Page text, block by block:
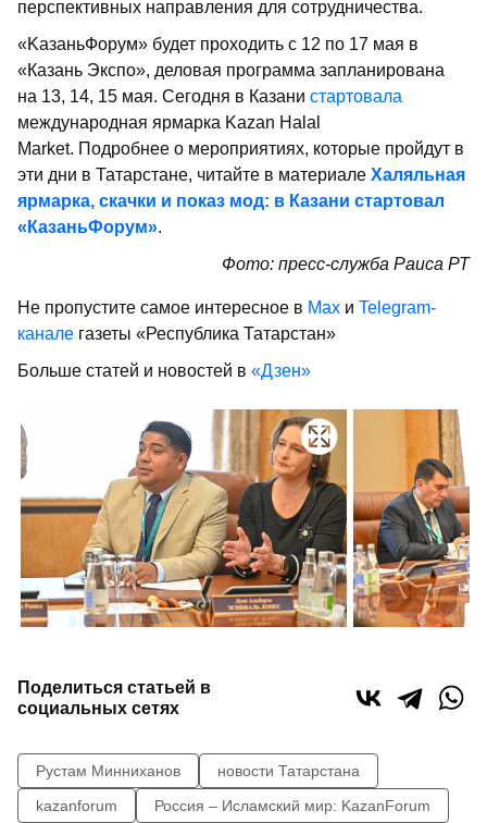
перспективных направления для сотрудничества.
«KазаньФорум» будет проходить с 12 по 17 мая в
«Казань Экспо», деловая программа запланирована
на 13, 14, 15 мая. Сегодня в Казани стартовала
международная ярмарка Kazan Halal
Market. Подробнее о мероприятиях, которые пройдут в
эти дни в Татарстане, читайте в материале Халяльная
ярмарка, скачки и показ мод: в Казани стартовал
«КазаньФорум».
Фото: пресс-служба Раиса РТ
Не пропустите самое интересное в Max и Telegram-
канале газеты «Республика Татарстан»
Больше статей и новостей в «Дзен»
Поделиться статьей в
социальных сетях
Рустам Минниханов
новости Татарстана
kazanforum
Россия – Исламский мир: KazanForum